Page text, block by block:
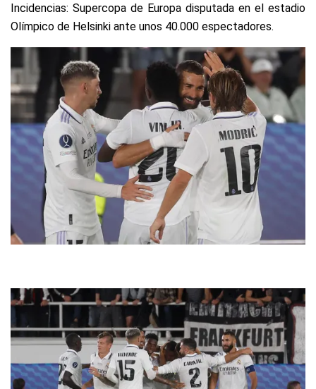
Incidencias: Supercopa de Europa disputada en el estadio
Olímpico de Helsinki ante unos 40.000 espectadores.